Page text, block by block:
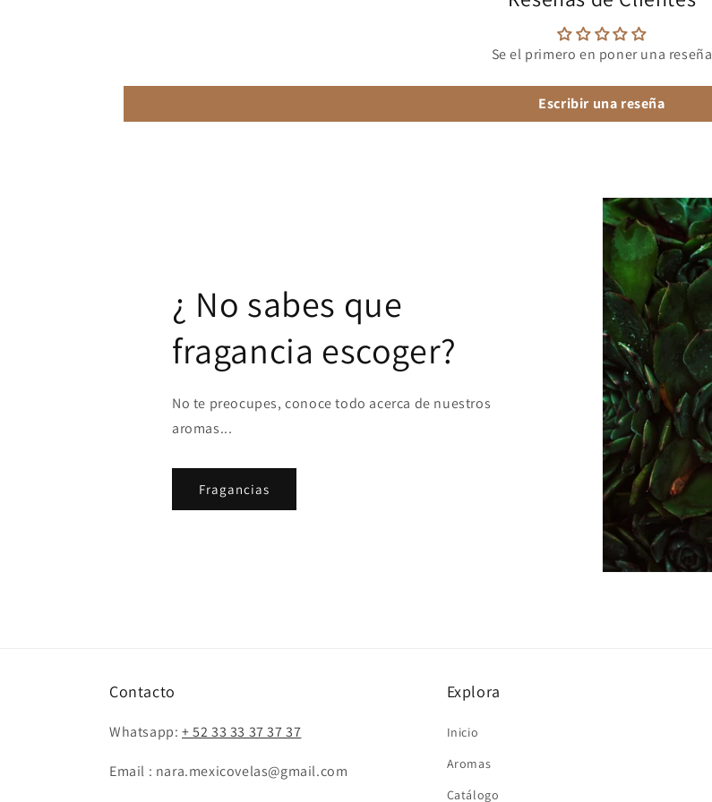
Se el primero en poner una reseña
Escribir una reseña
¿ No sabes que
fragancia escoger?
No te preocupes, conoce todo acerca de nuestros
aromas...
Fragancias
Contacto
Whatsapp: + 52 33 33 37 37 37
Email : nara.mexicovelas@gmail.com
Explora
Inicio
Aromas
Catálogo